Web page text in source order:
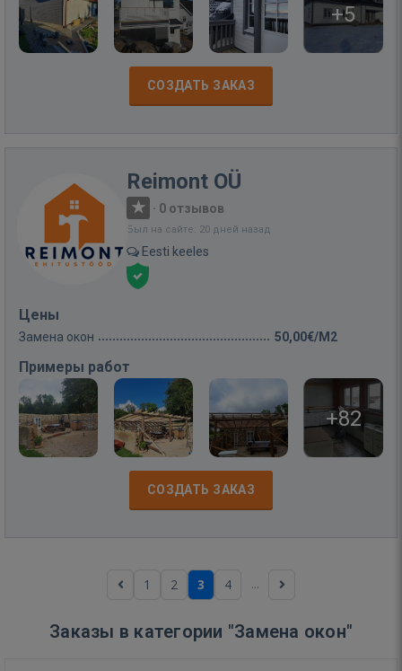
+5
СОЗДАТЬ ЗАКАЗ
Reimont OÜ
· 0 отзывов
Был на сайте: 20 дней назад
Eesti keeles
Цены
Замена окон 50,00€/M2
Примеры работ
+82
СОЗДАТЬ ЗАКАЗ
1 2 3 4 ...
Заказы в категории "Замена окон"